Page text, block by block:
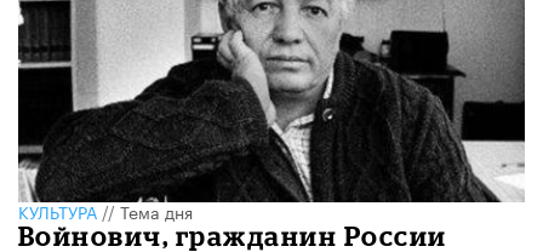
КУЛЬТУРА//Тема дня
Войнович, гражданин России